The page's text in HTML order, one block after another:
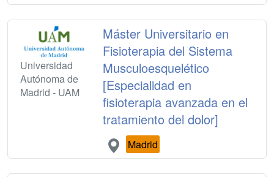
Universidad
Autónoma de
Madrid - UAM
Máster Universitario en
Fisioterapia del Sistema
Musculoesquelético
[Especialidad en
fisioterapia avanzada en el
tratamiento del dolor]
Madrid